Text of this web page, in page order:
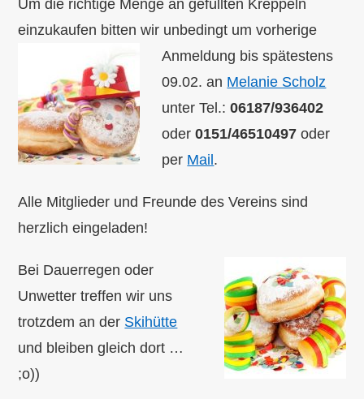
Um die richtige Menge an gefüllten Kreppeln
einzukaufen bitten wir unbedingt um vorherige
Anmeldung bis spätestens
09.02. an Melanie Scholz
unter Tel.:06187/936402
oder0151/46510497 oder
per Mail.
Alle Mitglieder und Freunde des Vereins sind
herzlich eingeladen!
Bei Dauerregen oder
Unwetter treffen wir uns
trotzdem an der Skihütte
und bleiben gleich dort …
;o))